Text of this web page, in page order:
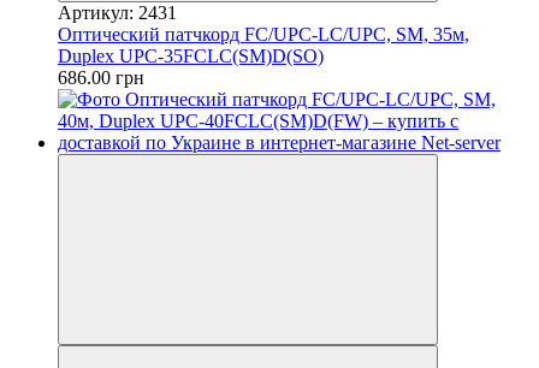
Артикул: 2431
Оптический патчкорд FC/UPC-LC/UPC, SM, 35м,
Duplex UPC-35FCLC(SM)D(SO)
686.00 грн